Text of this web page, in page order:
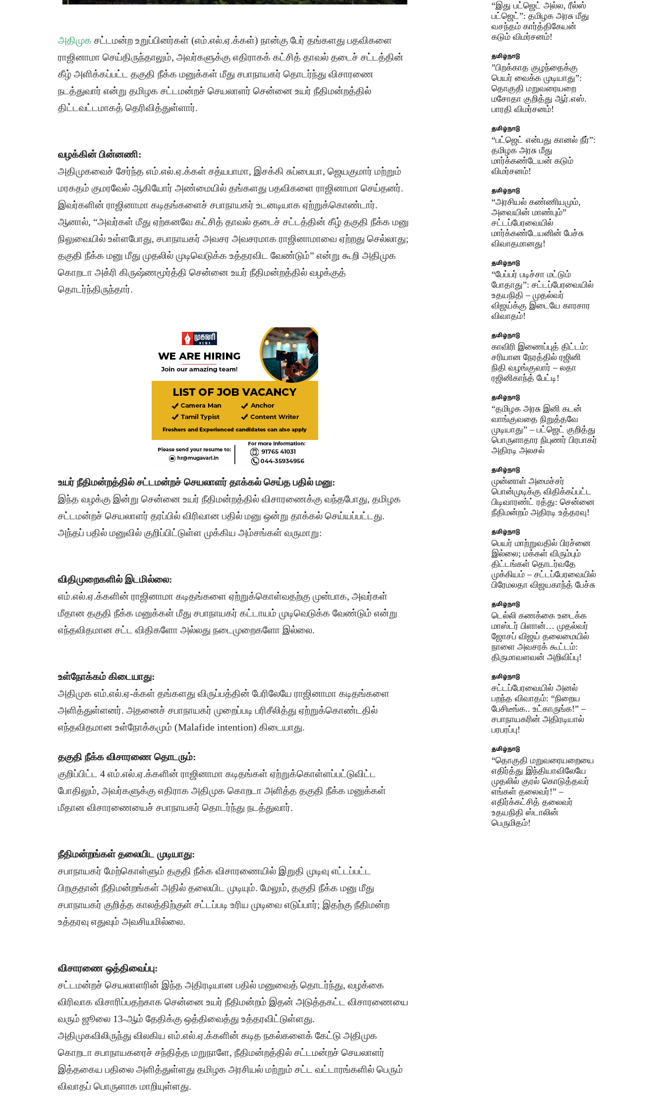
அதிமுக சட்டமன்ற உறுப்பினர்கள் (எம்.எல்.ஏ.க்கள்) நான்கு பேர் தங்களது பதவிகளை
ராஜினாமா செய்திருந்தாலும், அவர்களுக்கு எதிராகக் கட்சித் தாவல் தடைச் சட்டத்தின்
கீழ் அளிக்கப்பட்ட தகுதி நீக்க மனுக்கள் மீது சபாநாயகர் தொடர்ந்து விசாரணை
நடத்துவார் என்று தமிழக சட்டமன்றச் செயலாளர் சென்னை உயர் நீதிமன்றத்தில்
திட்டவட்டமாகத் தெரிவித்துள்ளார்.
வழக்கின் பின்னணி:
​அதிமுகவைச் சேர்ந்த எம்.எல்.ஏ.க்கள் சத்யபாமா, இசக்கி சுப்பையா, ஜெயகுமார் மற்றும்
மரகதம் குமரவேல் ஆகியோர் அண்மையில் தங்களது பதவிகளை ராஜினாமா செய்தனர்.
இவர்களின் ராஜினாமா கடிதங்களைச் சபாநாயகர் உடனடியாக ஏற்றுக்கொண்டார்.
​ஆனால், “அவர்கள் மீது ஏற்கனவே கட்சித் தாவல் தடைச் சட்டத்தின் கீழ் தகுதி நீக்க மனு
நிலுவையில் உள்ளபோது, சபாநாயகர் அவசர அவசரமாக ராஜினாமாவை ஏற்றது செல்லாது;
தகுதி நீக்க மனு மீது முதலில் முடிவெடுக்க உத்தரவிட வேண்டும்” என்று கூறி அதிமுக
கொறடா அக்ரி கிருஷ்ணமூர்த்தி சென்னை உயர் நீதிமன்றத்தில் வழக்குத்
தொடர்ந்திருந்தார்.
உயர் நீதிமன்றத்தில் சட்டமன்றச் செயலாளர் தாக்கல் செய்த பதில் மனு:
​இந்த வழக்கு இன்று சென்னை உயர் நீதிமன்றத்தில் விசாரணைக்கு வந்தபோது, தமிழக
சட்டமன்றச் செயலாளர் தரப்பில் விரிவான பதில் மனு ஒன்று தாக்கல் செய்யப்பட்டது.
அந்தப் பதில் மனுவில் குறிப்பிட்டுள்ள முக்கிய அம்சங்கள் வருமாறு:
விதிமுறைகளில் இடமில்லை:
எம்.எல்.ஏ.க்களின் ராஜினாமா கடிதங்களை ஏற்றுக்கொள்வதற்கு முன்பாக, அவர்கள்
மீதான தகுதி நீக்க மனுக்கள் மீது சபாநாயகர் கட்டாயம் முடிவெடுக்க வேண்டும் என்று
எந்தவிதமான சட்ட விதிகளோ அல்லது நடைமுறைகளோ இல்லை.
உள்நோக்கம் கிடையாது:
அதிமுக எம்.எல்.ஏ-க்கள் தங்களது விருப்பத்தின் பேரிலேயே ராஜினாமா கடிதங்களை
அளித்துள்ளனர். அதனைச் சபாநாயகர் முறைப்படி பரிசீலித்து ஏற்றுக்கொண்டதில்
எந்தவிதமான உள்நோக்கமும் (Malafide intention) கிடையாது.
​தகுதி நீக்க விசாரணை தொடரும்:
குறிப்பிட்ட 4 எம்.எல்.ஏ.க்களின் ராஜினாமா கடிதங்கள் ஏற்றுக்கொள்ளப்பட்டுவிட்ட
போதிலும், அவர்களுக்கு எதிராக அதிமுக கொறடா அளித்த தகுதி நீக்க மனுக்கள்
மீதான விசாரணையைச் சபாநாயகர் தொடர்ந்து நடத்துவார்.
நீதிமன்றங்கள் தலையிட முடியாது:
சபாநாயகர் மேற்கொள்ளும் தகுதி நீக்க விசாரணையில் இறுதி முடிவு எட்டப்பட்ட
பிறகுதான் நீதிமன்றங்கள் அதில் தலையிட முடியும். மேலும், தகுதி நீக்க மனு மீது
சபாநாயகர் குறித்த காலத்திற்குள் சட்டப்படி உரிய முடிவை எடுப்பார்; இதற்கு நீதிமன்ற
உத்தரவு எதுவும் அவசியமில்லை.
விசாரணை ஒத்திவைப்பு:
​சட்டமன்றச் செயலாளரின் இந்த அதிரடியான பதில் மனுவைத் தொடர்ந்து, வழக்கை
விரிவாக விசாரிப்பதற்காக சென்னை உயர் நீதிமன்றம் இதன் அடுத்தகட்ட விசாரணையை
வரும் ஜூலை 13-ஆம் தேதிக்கு ஒத்திவைத்து உத்தரவிட்டுள்ளது.
​அதிமுகவிலிருந்து விலகிய எம்.எல்.ஏ.க்களின் கடித நகல்களைக் கேட்டு அதிமுக
கொறடா சபாநாயகரைச் சந்தித்த மறுநாளே, நீதிமன்றத்தில் சட்டமன்றச் செயலாளர்
இத்தகைய பதிலை அளித்துள்ளது தமிழக அரசியல் மற்றும் சட்ட வட்டாரங்களில் பெரும்
விவாதப் பொருளாக மாறியுள்ளது.
“இது பட்ஜெட் அல்ல, ரீல்ஸ்
பட்ஜெட்”: தமிழக அரசு மீது
வசந்தம் கார்த்திகேயன்
கடும் விமர்சனம்!
தமிழ்நாடு
​”பிறக்காத குழந்தைக்கு
பெயர் வைக்க முடியாது”:
தொகுதி மறுவரையறை
மசோதா குறித்து ஆர்.எஸ்.
பாரதி விமர்சனம்!
தமிழ்நாடு
“பட்ஜெட் என்பது கானல் நீர்”:
தமிழக அரசு மீது
மார்க்கண்டேயன் கடும்
விமர்சனம்!
தமிழ்நாடு
“அரசியல் கண்ணியமும்,
அவையின் மாண்பும்”
சட்டப்பேரவையில்
மார்க்கண்டேயனின் பேச்சு
விவாதமானது!
தமிழ்நாடு
“பேப்பர் படிச்சா மட்டும்
போதாது”: சட்டப்பேரவையில்
உதயநிதி – முதல்வர்
விஜய்க்கு இடையே காரசார
விவாதம்!
தமிழ்நாடு
காவிரி இணைப்புத் திட்டம்:
சரியான நேரத்தில் ரஜினி
நிதி வழங்குவார் – லதா
ரஜினிகாந்த் பேட்டி!
தமிழ்நாடு
“தமிழக அரசு இனி கடன்
வாங்குவதை நிறுத்தவே
முடியாது” – பட்ஜெட் குறித்து
பொருளாதார நிபுணர் பிரபாகர்
அதிரடி அலசல்
தமிழ்நாடு
முன்னாள் அமைச்சர்
பொன்முடிக்கு விதிக்கப்பட்ட
பிடிவாரண்ட் ரத்து: சென்னை
நீதிமன்றம் அதிரடி உத்தரவு!
தமிழ்நாடு
பெயர் மாற்றுவதில் பிரச்னை
இல்லை; மக்கள் விரும்பும்
திட்டங்கள் தொடர்வதே
முக்கியம் – சட்டப்பேரவையில்
பிரேமலதா விஜயகாந்த் பேச்சு
தமிழ்நாடு
டெல்லி கணக்கை உடைக்க
மாஸ்டர் பிளான்… முதல்வர்
ஜோசப் விஜய் தலைமையில்
நாளை அவசரக் கூட்டம்:
திருமாவளவன் அறிவிப்பு!
தமிழ்நாடு
சட்டப்பேரவையில் அனல்
பறந்த விவாதம்: “நிறைய
பேசிடீங்க.. உட்காருங்க!” –
சபாநாயகரின் அதிரடியால்
பரபரப்பு!
தமிழ்நாடு
“தொகுதி மறுவரையறையை
எதிர்த்து இந்தியாவிலேயே
முதலில் குரல் கொடுத்தவர்
எங்கள் தலைவர்!” –
எதிர்க்கட்சித் தலைவர்
உதயநிதி ஸ்டாலின்
பெருமிதம்!